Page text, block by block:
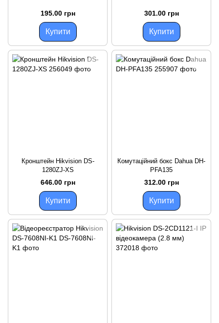
195.00 грн
Купити
301.00 грн
Купити
Кронштейн Hikvision DS-
1280ZJ-XS
646.00 грн
Купити
Комутаційний бокс Dahua DH-
PFA135
312.00 грн
Купити